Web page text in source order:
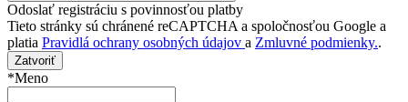
Odoslať registráciu s povinnosťou platby
Tieto stránky sú chránené reCAPTCHA a spoločnosťou Google a
platia Pravidlá ochrany osobných údajov a Zmluvné podmienky..
Zatvoriť
*Meno